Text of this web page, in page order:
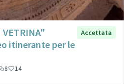
itinerante per le
Accettata
8 14